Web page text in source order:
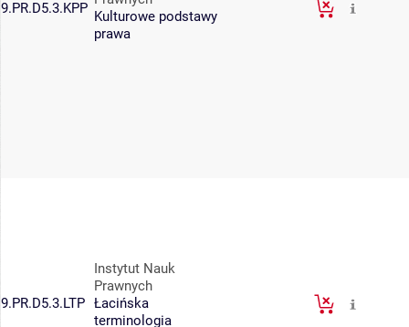
9.PR.D5.3.KPP Kulturowe podstawy
prawa
9.PR.D5.3.LTP
Instytut Nauk
Prawnych
Łacińska
terminologia